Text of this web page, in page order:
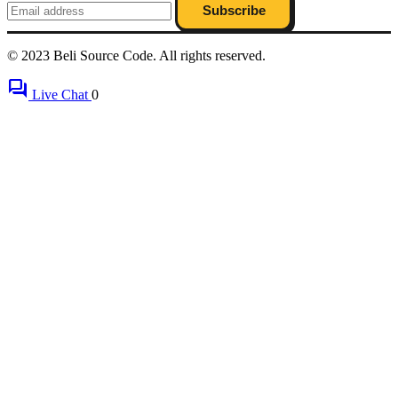
Subscribe
© 2023 Beli Source Code. All rights reserved.
forum Live Chat 0